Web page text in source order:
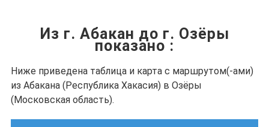
Из г. Абакан до г. Озёры
показано :
Ниже приведена таблица и карта с маршрутом(-ами)
из Абакана (Республика Хакасия) в Озёры
(Московская область).